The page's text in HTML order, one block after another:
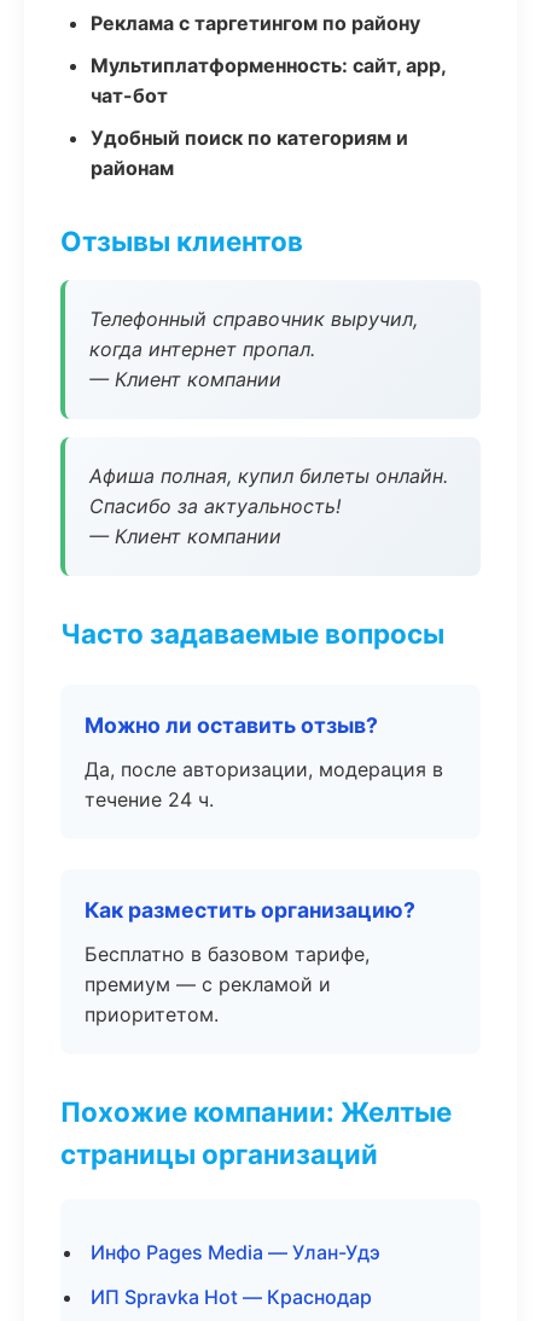
Реклама с таргетингом по району
Мультиплатформенность: сайт, app,
чат-бот
Удобный поиск по категориям и
районам
Отзывы клиентов
Телефонный справочник выручил,
когда интернет пропал.
— Клиент компании
Афиша полная, купил билеты онлайн.
Спасибо за актуальность!
— Клиент компании
Часто задаваемые вопросы
Можно ли оставить отзыв?
Да, после авторизации, модерация в
течение 24 ч.
Как разместить организацию?
Бесплатно в базовом тарифе,
премиум — с рекламой и
приоритетом.
Похожие компании: Желтые
страницы организаций
Инфо Pages Media — Улан-Удэ
ИП Spravka Hot — Краснодар